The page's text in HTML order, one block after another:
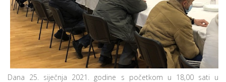
Dana 25. siječnja 2021. godine s početkom u 18,00 sati u